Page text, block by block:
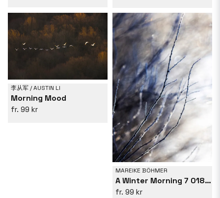
李从军 / AUSTIN LI
Morning Mood
99 kr
MAREIKE BÖHMER
A Winter Morning 7 018a4832
99 kr